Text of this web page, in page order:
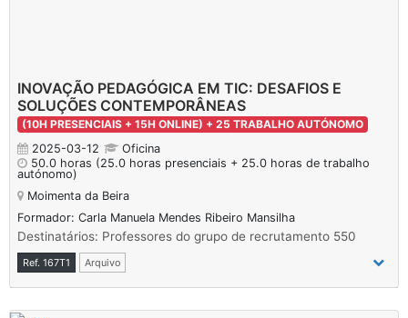
INOVAÇÃO PEDAGÓGICA EM TIC: DESAFIOS E
SOLUÇÕES CONTEMPORÂNEAS
(10H PRESENCIAIS + 15H ONLINE) + 25 TRABALHO AUTÓNOMO
2025-03-12
Oficina
50.0 horas (25.0 horas presenciais + 25.0 horas de trabalho
autónomo)
Moimenta da Beira
Formador: Carla Manuela Mendes Ribeiro Mansilha
Destinatários: Professores do grupo de recrutamento 550
Ref. 167T1 Arquivo